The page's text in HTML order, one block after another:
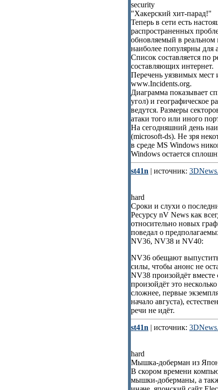
security
"Хакерский хит-парад!"
Теперь в сети есть
распространенных
обновляемый в реальном
наиболее популярны для
Список составляется по
составляющих интернет.
Перечень уязвимых мест
www.Incidents.org.
Диаграмма показывает
угол) и географическое
ведутся. Размеры
атаки того или иного
На сегодняшний день
(microsoft-ds). Не зря
в среде MS Windows
Windows остается
st41n | источник:
hard
Сроки и слухи о
Ресурсу nV News как
относительно новых
поведал о
NV36, NV38 и NV40:
NV36 обещают
силы, чтобы анонс не
NV38 произойдёт
произойдёт это
сложнее, первые
начало августа),
речи не идёт.
st41n | источник:
hard
Мышка-доберман из
В скором времени
мышки-доберманы, а